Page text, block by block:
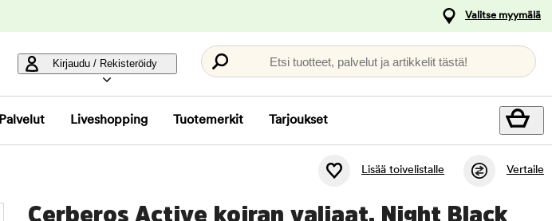
Valitse myymälä
Kirjaudu / Rekisteröidy Etsi tuotteet, palvelut ja artikkelit tästä!
Palvelut Liveshopping Tuotemerkit Tarjoukset
Lisää toivelistalle Vertaile
Cerberos Active koiran valjaat, Night Black